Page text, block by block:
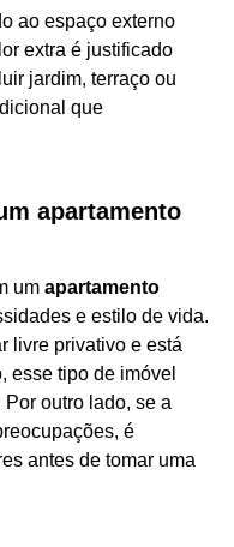
ao espaço externo
extra é justificado
jardim, terraço ou
que
apartamento
um apartamento
e estilo de vida.
livre privativo e está
esse tipo de imóvel
outro lado, se a
é
antes de tomar uma